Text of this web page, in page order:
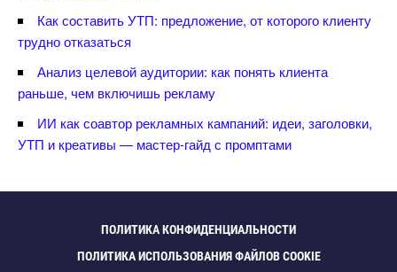
Как составить УТП: предложение, от которого клиенту
трудно отказаться
Анализ целевой аудитории: как понять клиента
раньше, чем включишь рекламу
ИИ как соавтор рекламных кампаний: идеи, заголовки,
УТП и креативы — мастер-гайд с промптами
ПОЛИТИКА КОНФИДЕНЦИАЛЬНОСТИ
ПОЛИТИКА ИСПОЛЬЗОВАНИЯ ФАЙЛОВ COOKIE